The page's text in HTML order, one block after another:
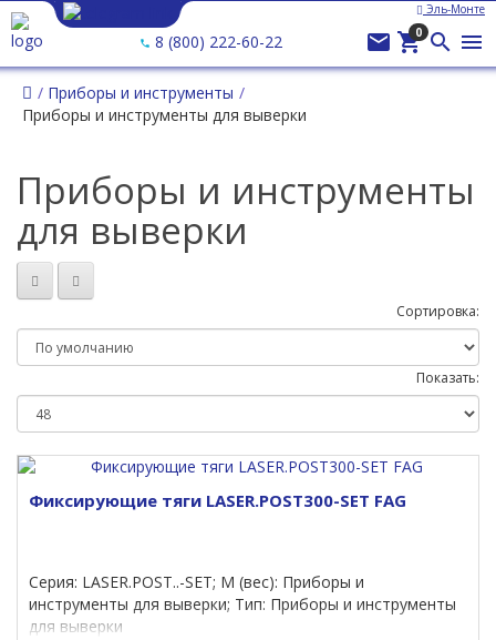
Эль-Монте
8 (800) 222-60-22  
0  
Приборы и инструменты
Приборы и инструменты для выверки
Приборы и инструменты
для выверки
Сортировка:
Показать:
Фиксирующие тяги LASER.POST300-SET FAG
Серия: LASER.POST..-SET; M (вес): Приборы и
инструменты для выверки; Тип: Приборы и инструменты
для выверки